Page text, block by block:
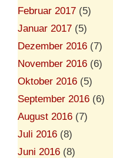
Februar 2017 (5)
Januar 2017 (5)
Dezember 2016 (7)
November 2016 (6)
Oktober 2016 (5)
September 2016 (6)
August 2016 (7)
Juli 2016 (8)
Juni 2016 (8)